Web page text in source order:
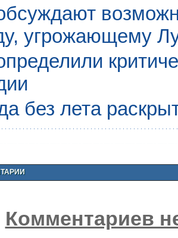
угрожающему
без лета
Комментариев